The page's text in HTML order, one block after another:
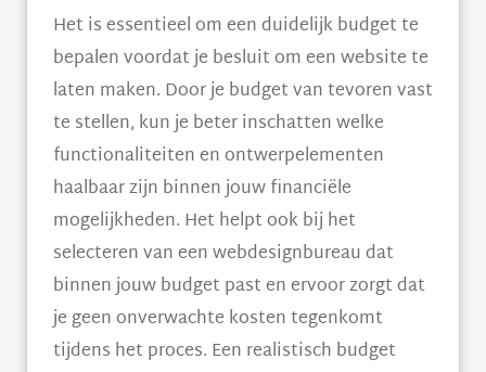
Het is essentieel om een duidelijk budget te
bepalen voordat je besluit om een website te
laten maken. Door je budget van tevoren vast
te stellen, kun je beter inschatten welke
functionaliteiten en ontwerpelementen
haalbaar zijn binnen jouw financiële
mogelijkheden. Het helpt ook bij het
selecteren van een webdesignbureau dat
binnen jouw budget past en ervoor zorgt dat
je geen onverwachte kosten tegenkomt
tijdens het proces. Een realistisch budget